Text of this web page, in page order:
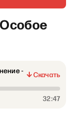
-
Скачать
32:47